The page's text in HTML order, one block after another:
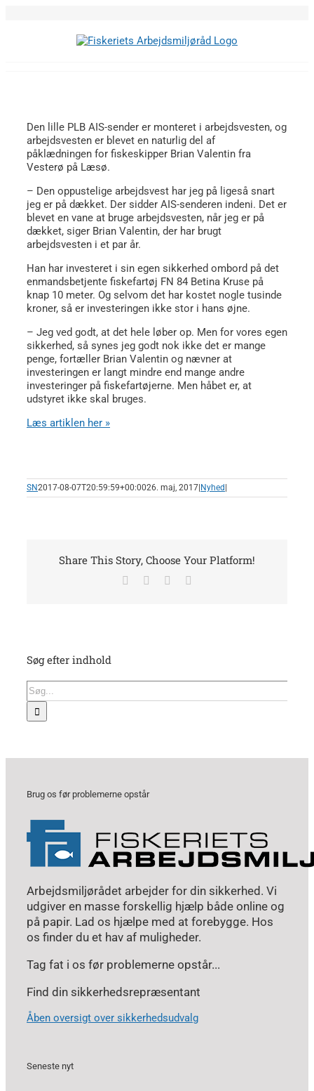
Den lille PLB AIS-sender er monteret i arbejdsvesten, og
arbejdsvesten er blevet en naturlig del af
påklædningen for fiskeskipper Brian Valentin fra
Vesterø på Læsø.
– Den oppustelige arbejdsvest har jeg på ligeså snart
jeg er på dækket. Der sidder AIS-senderen indeni. Det er
blevet en vane at bruge arbejdsvesten, når jeg er på
dækket, siger Brian Valentin, der har brugt
arbejdsvesten i et par år.
Han har investeret i sin egen sikkerhed ombord på det
enmandsbetjente fiskefartøj FN 84 Betina Kruse på
knap 10 meter. Og selvom det har kostet nogle tusinde
kroner, så er investeringen ikke stor i hans øjne.
– Jeg ved godt, at det hele løber op. Men for vores egen
sikkerhed, så synes jeg godt nok ikke det er mange
penge, fortæller Brian Valentin og nævner at
investeringen er langt mindre end mange andre
investeringer på fiskefartøjerne. Men håbet er, at
udstyret ikke skal bruges.
Læs artiklen her »
SN2017-08-07T20:59:59+00:0026. maj, 2017 Nyhed
Share This Story, Choose Your Platform!
Facebook LinkedIn
Søg efter indhold
Søg
efter:
Brug os før problemerne opstår
Arbejdsmiljørådet arbejder for din sikkerhed. Vi
udgiver en masse forskellig hjælp både online og
på papir. Lad os hjælpe med at forebygge. Hos
os finder du et hav af muligheder.
Tag fat i os før problemerne opstår...
Find din sikkerhedsrepræsentant
Åben oversigt over sikkerhedsudvalg
Seneste nyt